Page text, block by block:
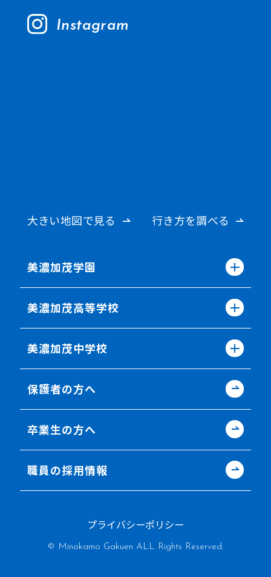
Instagram
大きい地図で見る 行き方を調べる
美濃加茂学園
美濃加茂高等学校
美濃加茂中学校
保護者の方へ
卒業生の方へ
職員の採用情報
プライバシーポリシー
© Minokamo Gakuen ALL Rights Reserved.